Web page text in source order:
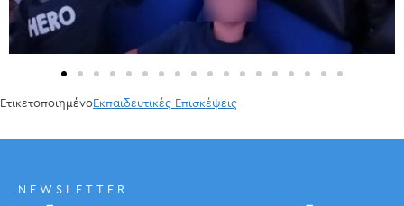
ΕτικετοποιημένοΕκπαιδευτικές Επισκέψεις
NEWSLETTER